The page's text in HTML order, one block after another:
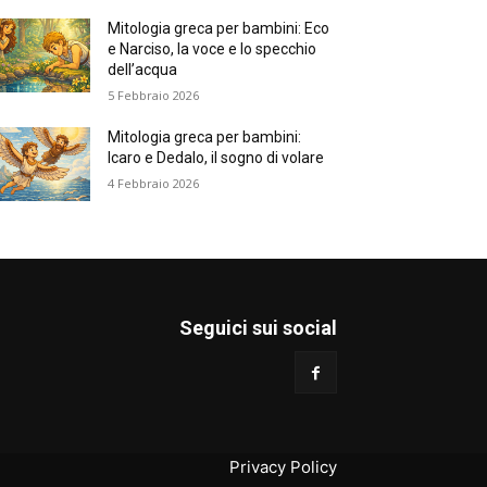
Mitologia greca per bambini: Eco
e Narciso, la voce e lo specchio
dell’acqua
5 Febbraio 2026
Mitologia greca per bambini:
Icaro e Dedalo, il sogno di volare
4 Febbraio 2026
Seguici sui social
Privacy Policy